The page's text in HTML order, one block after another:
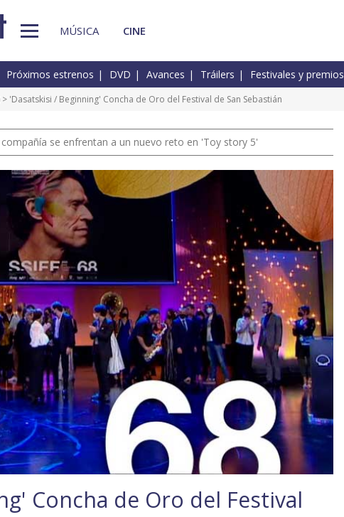
MÚSICA CINE
Próximos estrenos DVD Avances Tráilers Festivales y premios
> 'Dasatskisi / Beginning' Concha de Oro del Festival de San Sebastián
se enfrentan a un nuevo reto en 'Toy story 5'
Concha de Oro del Festival